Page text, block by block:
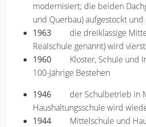
modernisiert; die beiden
und Querbau) aufgestockt und
1963 die dreiklassige
Realschule genannt) wird
1960 Kloster, Schule und
100-Jährige Bestehen
1946 der Schulbetrieb in
Haushaltungsschule wird
1944 Mittelschule und